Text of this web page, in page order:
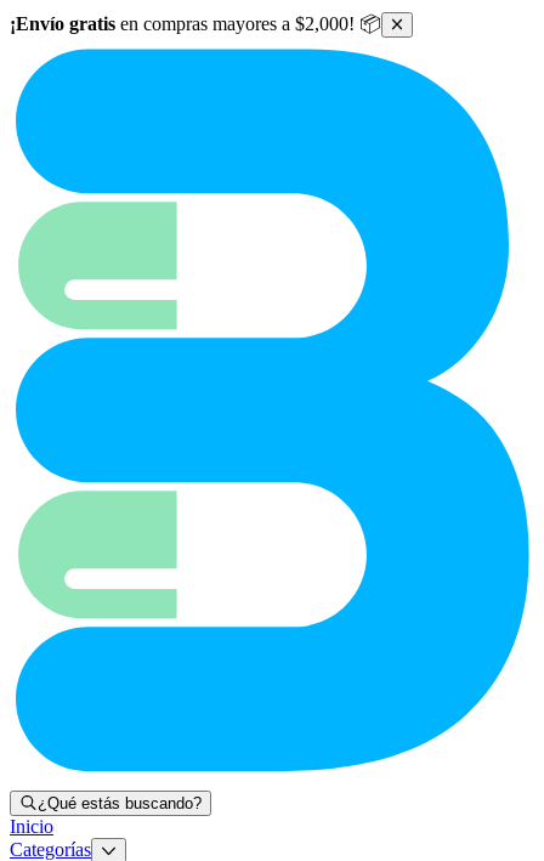
Ir al contenido principal
¡Envío gratis en compras mayores a $2,000! 📦
¿Qué estás buscando?
Inicio
Categorías